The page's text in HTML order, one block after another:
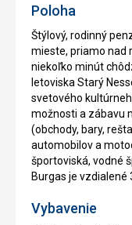
Poloha
Štýlový, rodinný
mieste, priamo nad
niekoľko minút
letoviska Starý
svetového
možnosti a zábavu
(obchody, bary,
automobilov a
športoviská, vodné
Burgas je vzdialené
Vybavenie